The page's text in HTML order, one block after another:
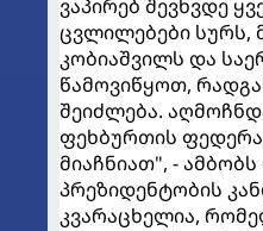
ვაპირებ შევხვდე
ცვლილებები სურს,
კობიაშვილს და
წამოვიწყოთ,
შეიძლება.
ფეხბურთის
მიაჩნიათ", -
პრეზიდენტობის
კვარაცხელია,